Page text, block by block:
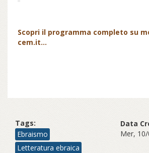
Scopri il programma completo su
cem.it...
Tags:
Ebraismo
Letteratura ebraica
Data
Mer,